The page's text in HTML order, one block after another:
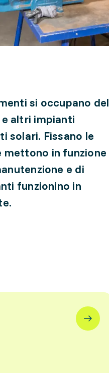
si occupano del
altri impianti
solari. Fissano le
mettono in funzione
e di
funzionino in